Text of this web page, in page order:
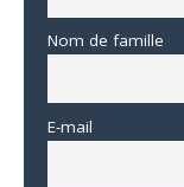
Nom de famille
E-mail